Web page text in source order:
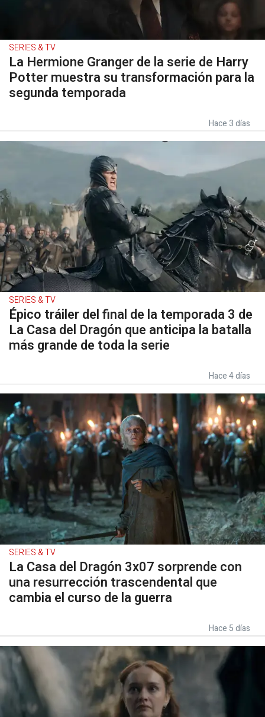
SERIES & TV
La Hermione Granger de la serie de Harry
Potter muestra su transformación para la
segunda temporada
Hace 3 días
SERIES & TV
Épico tráiler del final de la temporada 3 de
La Casa del Dragón que anticipa la batalla
más grande de toda la serie
Hace 4 días
SERIES & TV
La Casa del Dragón 3x07 sorprende con
una resurrección trascendental que
cambia el curso de la guerra
Hace 5 días